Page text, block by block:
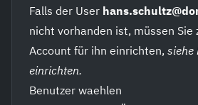
Falls der User
nicht vorhanden ist, müssen Sie
Account für ihn einrichten, siehe
einrichten.
Benutzer waehlen